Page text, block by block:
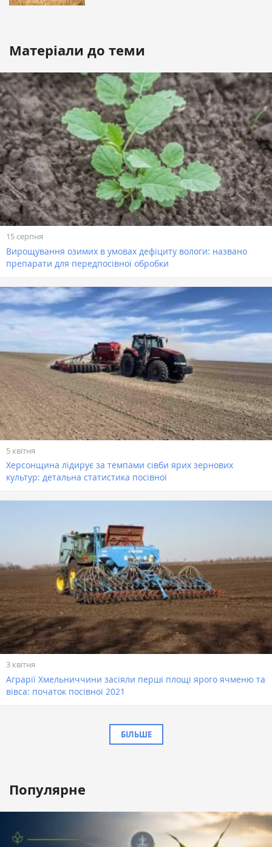
Матеріали до теми
15 серпня
Вирощування озимих в умовах дефіциту вологи: названо
препарати для передпосівної обробки
5 квітня
Херсонщина лідирує за темпами сівби ярих зернових
культур: детальна статистика посівної
3 квітня
Аграрії Хмельниччини засіяли перші площі ярого ячменю та
вівса: початок посівної 2021
БІЛЬШЕ
Популярне